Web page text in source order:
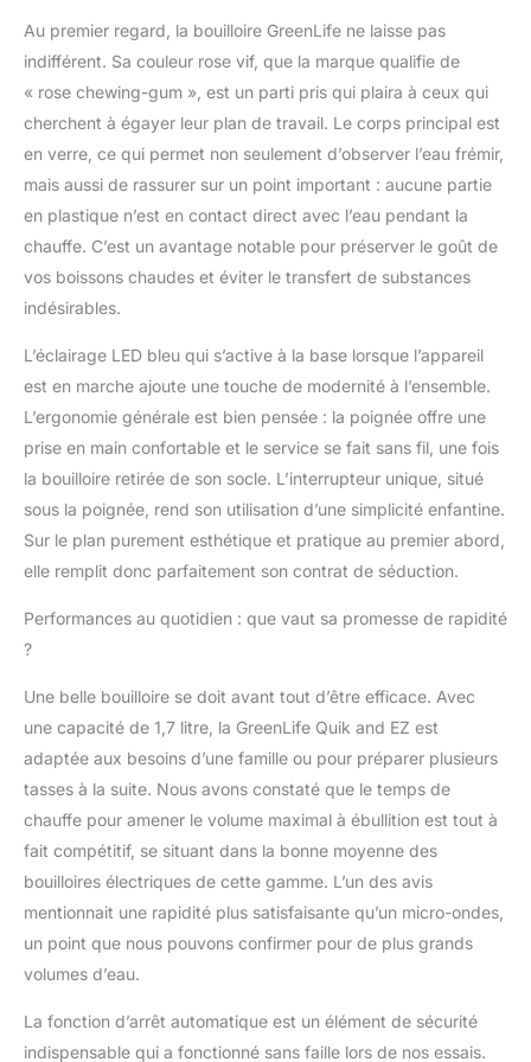
rapidement : plus
rapide qu'un micro-
ondes et plus facile
que la cuisinière
Poignée de protection :
le bouclier de
protection maintient
vos mains loin du verre
Base LED : la lumière
clairement lorsque la
bouilloire se sépare de
la base pour verser
facilement Utilisation
en une seule touche :
retournez l'interrupteur
et obtenez de l'eau
chaude rapidement et
facilement Arrêt
automatique : avec
surchauffe et
corps en verre de
aux températures
élevées pour une
utilisation durable
Au premier regard, la bouilloire GreenLife ne laisse pas
indifférent. Sa couleur rose vif, que la marque qualifie de
« rose chewing-gum », est un parti pris qui plaira à ceux qui
cherchent à égayer leur plan de travail. Le corps principal est
en verre, ce qui permet non seulement d’observer l’eau frémir,
mais aussi de rassurer sur un point important : aucune partie
en plastique n’est en contact direct avec l’eau pendant la
chauffe. C’est un avantage notable pour préserver le goût de
vos boissons chaudes et éviter le transfert de substances
indésirables.
L’éclairage LED bleu qui s’active à la base lorsque l’appareil
est en marche ajoute une touche de modernité à l’ensemble.
L’ergonomie générale est bien pensée : la poignée offre une
prise en main confortable et le service se fait sans fil, une fois
la bouilloire retirée de son socle. L’interrupteur unique, situé
sous la poignée, rend son utilisation d’une simplicité enfantine.
Sur le plan purement esthétique et pratique au premier abord,
elle remplit donc parfaitement son contrat de séduction.
Performances au quotidien : que vaut sa promesse de rapidité
?
Une belle bouilloire se doit avant tout d’être efficace. Avec
une capacité de 1,7 litre, la GreenLife Quik and EZ est
adaptée aux besoins d’une famille ou pour préparer plusieurs
tasses à la suite. Nous avons constaté que le temps de
chauffe pour amener le volume maximal à ébullition est tout à
fait compétitif, se situant dans la bonne moyenne des
bouilloires électriques de cette gamme. L’un des avis
mentionnait une rapidité plus satisfaisante qu’un micro-ondes,
un point que nous pouvons confirmer pour de plus grands
volumes d’eau.
La fonction d’arrêt automatique est un élément de sécurité
indispensable qui a fonctionné sans faille lors de nos essais.